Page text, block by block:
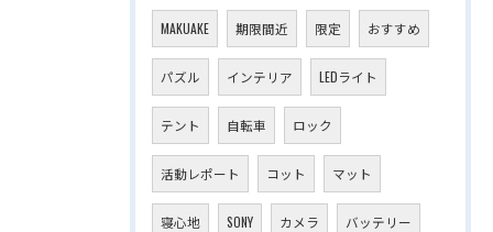
MAKUAKE 期限間近 限定 おすすめ
パズル インテリア LEDライト
テント 自転車 ロック
活動レポート コット マット
寝心地 SONY カメラ バッテリー